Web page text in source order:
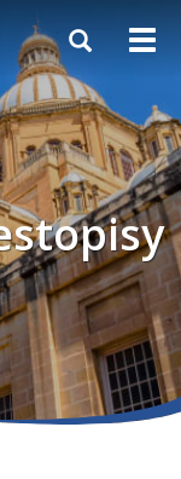
Toggle
navigation